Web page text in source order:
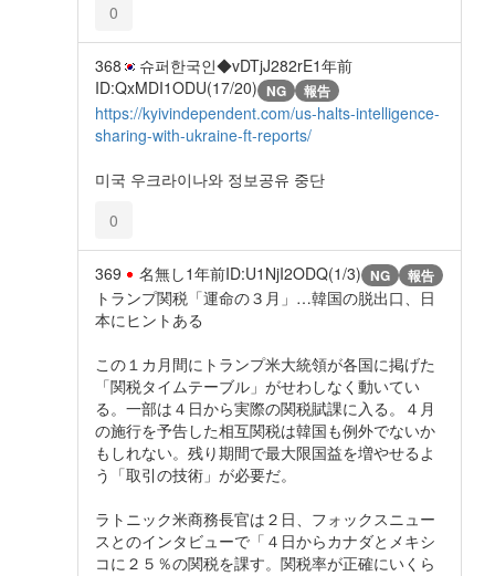
0
368 슈퍼한국인◆vDTjJ282rE1年前
ID:QxMDI1ODU(17/20) NG 報告
https://kyivindependent.com/us-halts-intelligence-
sharing-with-ukraine-ft-reports/
미국 우크라이나와 정보공유 중단
0
369 名無し1年前ID:U1NjI2ODQ(1/3) NG 報告
トランプ関税「運命の３月」…韓国の脱出口、日
本にヒントある
この１カ月間にトランプ米大統領が各国に掲げた
「関税タイムテーブル」がせわしなく動いてい
る。一部は４日から実際の関税賦課に入る。４月
の施行を予告した相互関税は韓国も例外でないか
もしれない。残り期間で最大限国益を増やせるよ
う「取引の技術」が必要だ。
ラトニック米商務長官は２日、フォックスニュー
スとのインタビューで「４日からカナダとメキシ
コに２５％の関税を課す。関税率が正確にいくら